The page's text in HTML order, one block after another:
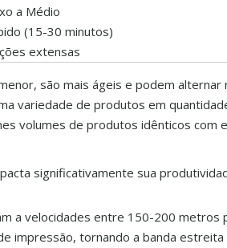
a Médio
(15-30 minutos)
extensas
são mais ágeis e podem
variedade de produtos em
volumes de produtos idênticos com
significativamente sua
a velocidades entre 150-200 metros
impressão, tornando a banda